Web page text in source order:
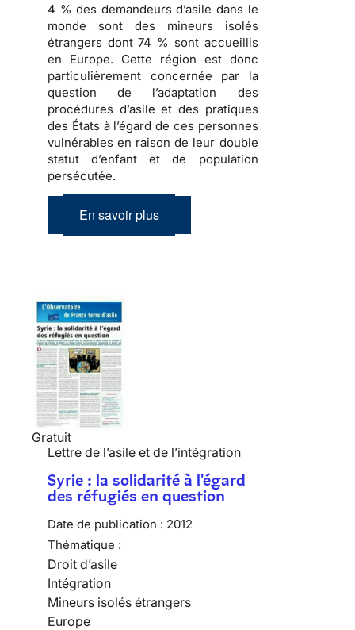
4 % des demandeurs d’asile dans le
monde sont des mineurs isolés
étrangers dont 74 % sont accueillis
en Europe. Cette région est donc
particulièrement concernée par la
question de l’adaptation des
procédures d’asile et des pratiques
des États à l’égard de ces personnes
vulnérables en raison de leur double
statut d’enfant et de population
persécutée.
En savoir plus
Gratuit
Lettre de l’asile et de l’intégration
Syrie : la solidarité à l'égard
des réfugiés en question
Date de publication : 2012
Thématique :
Droit d’asile
Intégration
Mineurs isolés étrangers
Europe